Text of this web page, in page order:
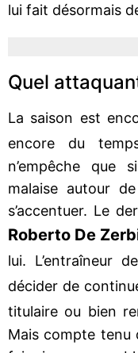
lui fait désormais
Quel
La saison est
encore du
n’empêche que
malaise autour
s’accentuer. Le
Roberto De
lui. L’entraîneur
décider de
titulaire ou bien
Mais compte tenu